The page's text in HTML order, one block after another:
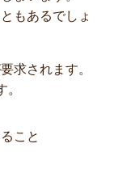
もあるでしょ
求されます。
こと